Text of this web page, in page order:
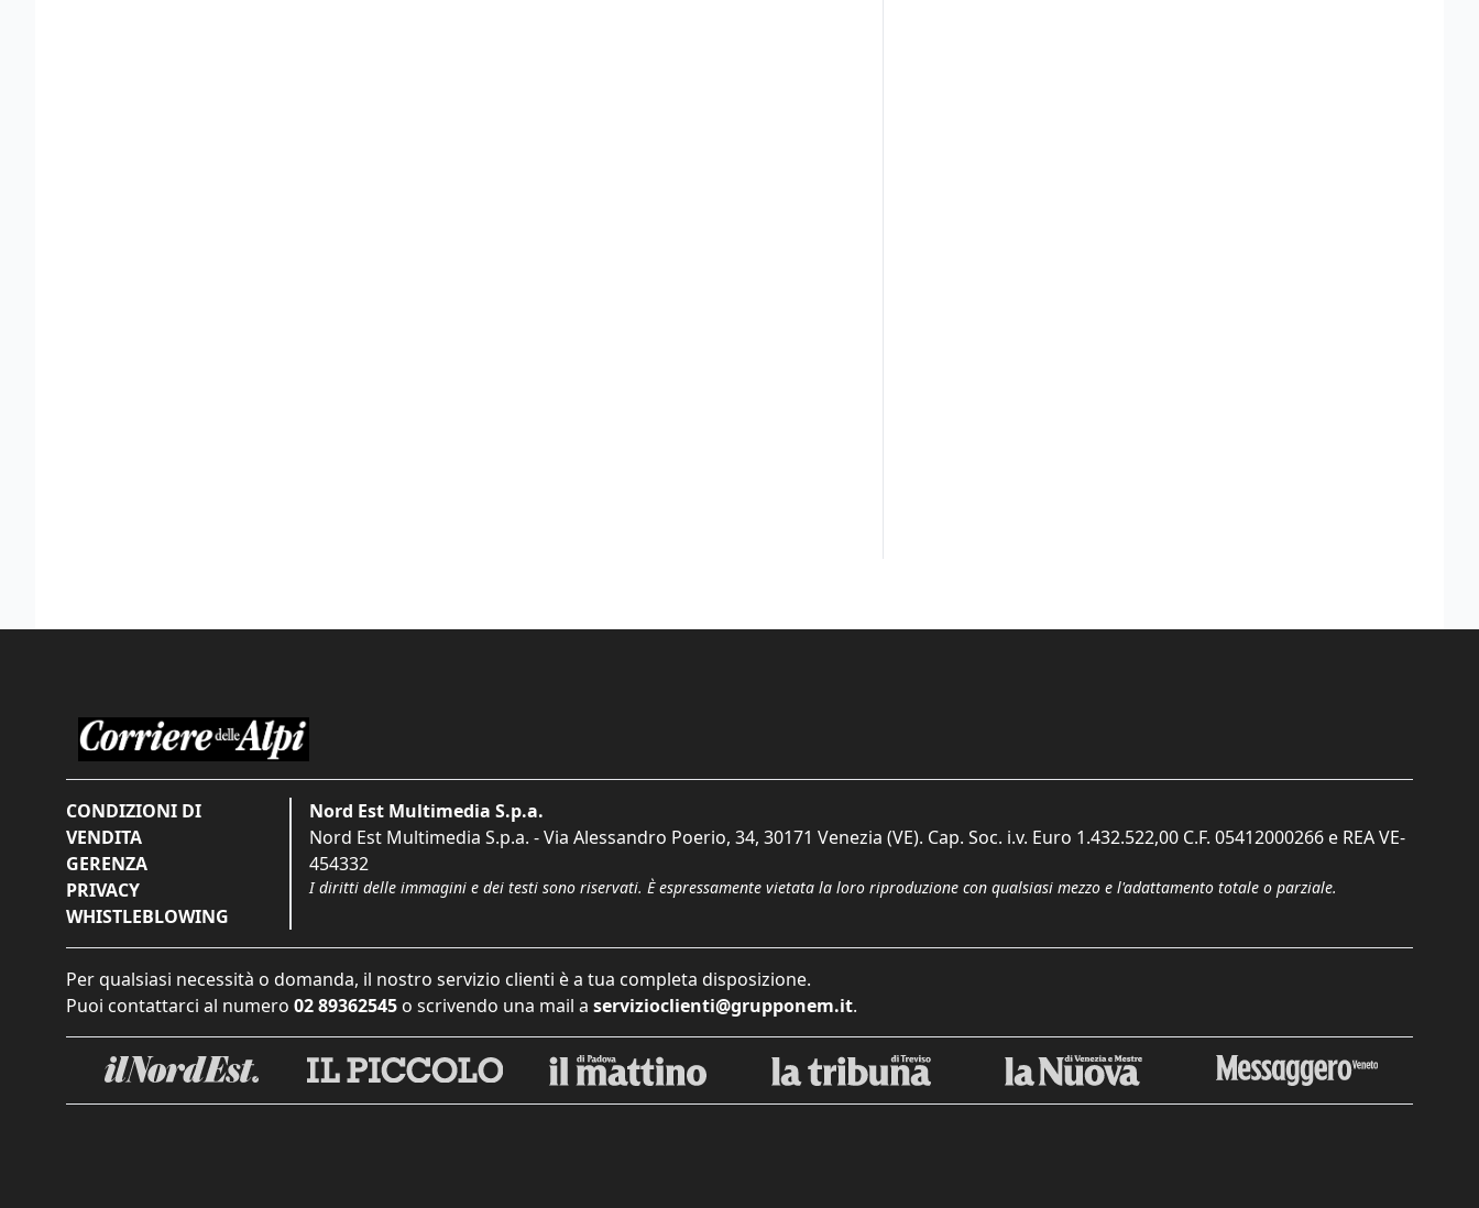
CONDIZIONI DI
VENDITA
GERENZA
PRIVACY
WHISTLEBLOWING
Nord Est Multimedia S.p.a.
Nord Est Multimedia S.p.a. - Via Alessandro Poerio, 34, 30171 Venezia (VE). Cap. Soc. i.v. Euro 1.432.522,00 C.F. 05412000266 e REA VE-
454332
I diritti delle immagini e dei testi sono riservati. È espressamente vietata la loro riproduzione con qualsiasi mezzo e l'adattamento totale o parziale.
Per qualsiasi necessità o domanda, il nostro servizio clienti è a tua completa disposizione.
Puoi contattarci al numero 02 89362545 o scrivendo una mail a servizioclienti@grupponem.it.